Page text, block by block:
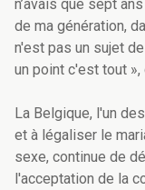
n’avais que sept
de ma génération,
n'est pas un sujet
un point c'est tout »,
La Belgique, l'un
et à légaliser le
sexe, continue de
l'acceptation de la